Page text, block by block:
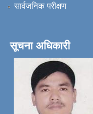
सार्वजनिक परीक्षण
सूचना अधिकारी